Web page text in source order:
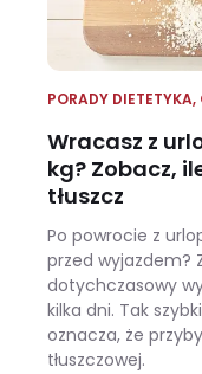
PORADY DIETETYKA,
Wracasz z
kg? Zobacz,
tłuszcz
Po powrocie z
przed wyjazdem?
dotychczasowy
kilka dni. Tak
oznacza, że
tłuszczowej.